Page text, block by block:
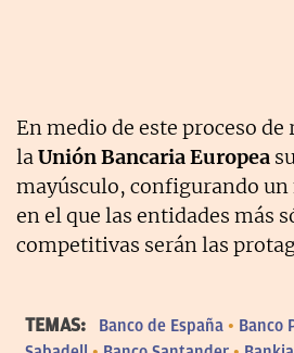
En medio de este proceso
laUnión Bancaria Europea
mayúsculo, configurando un
en el que las entidades más
competitivas serán las
TEMAS: Banco de España Banco